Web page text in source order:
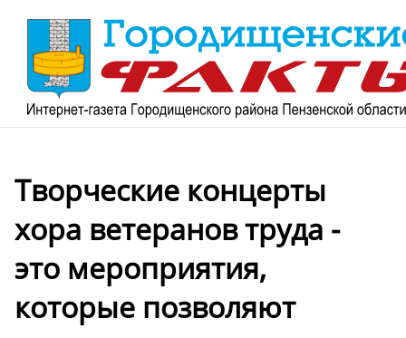
Творческие концерты
хора ветеранов труда -
это мероприятия,
которые позволяют